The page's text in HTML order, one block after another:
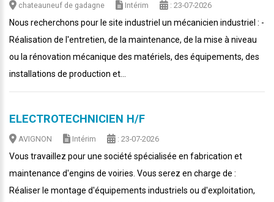
chateauneuf de gadagne Intérim : 23-07-2026
Nous recherchons pour le site industriel un mécanicien industriel : -
Réalisation de l'entretien, de la maintenance, de la mise à niveau
ou la rénovation mécanique des matériels, des équipements, des
installations de production et...
ELECTROTECHNICIEN H/F
AVIGNON Intérim : 23-07-2026
Vous travaillez pour une société spécialisée en fabrication et
maintenance d'engins de voiries. Vous serez en charge de :
Réaliser le montage d'équipements industriels ou d'exploitation,